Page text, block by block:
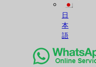
日
本
語